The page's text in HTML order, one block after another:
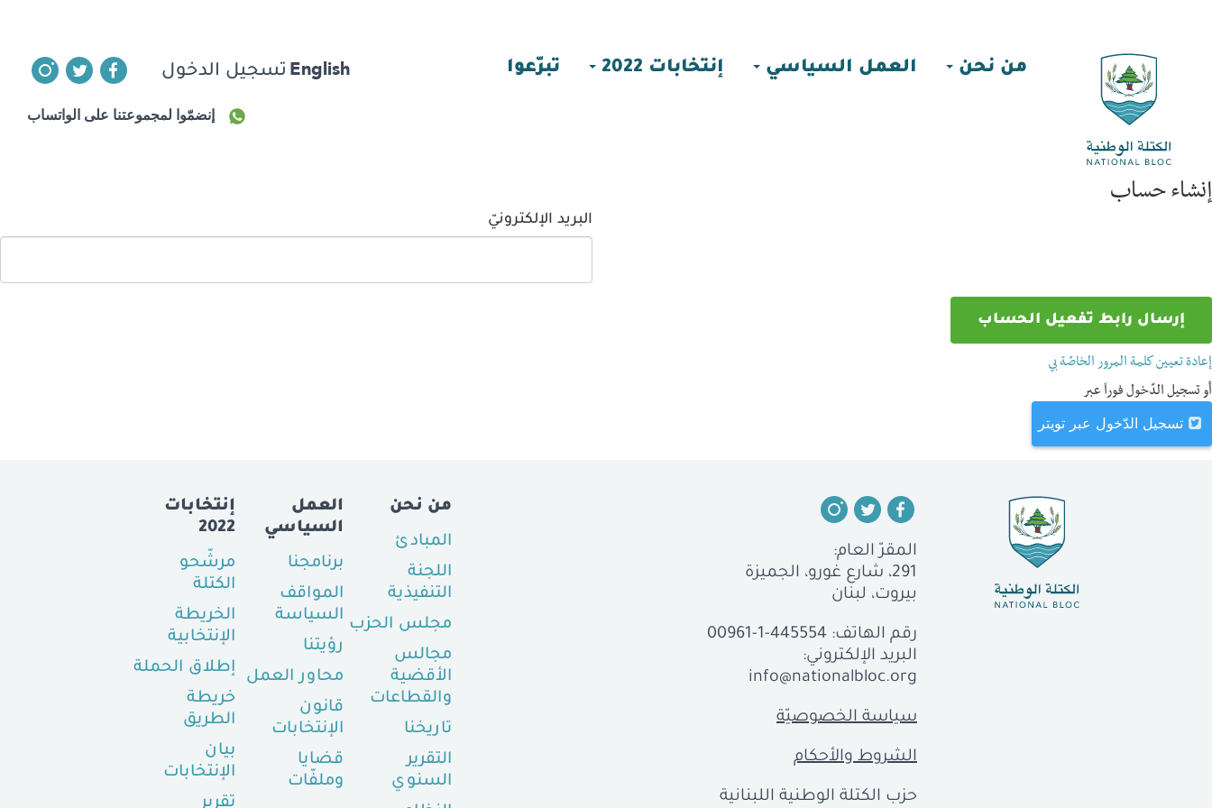
English تسجيل الدخول
إنضمّوا لمجموعتنا على الواتساب
تبرّعوا إنتخابات 2022 العمل السياسي من نحن
إنشاء حساب
البريد الإلكترونيّ
إعادة تعيين كلمة المرور الخاصّة بي
أو تسجيل الدّخول فوراَ عبر
تسجيل الدّخول عبر تويتر
إنتخابات
2022
مرشّحو
الكتلة
الخريطة
الإنتخابية
إطلاق الحملة
خريطة
الطريق
بيان
الإنتخابات
تقرير
العمل
السياسي
برنامجنا
المواقف
السياسة
رؤيتنا
محاور العمل
قانون
الإنتخابات
قضايا
وملفّات
من نحن
المبادئ
اللجنة
التنفيذية
مجلس الحزب
مجالس
الأقضية
والقطاعات
تاريخنا
التقرير
السنوي
المقرّ العام:
291، شارع غورو، الجميزة
بيروت، لبنان
رقم الهاتف:00961-1-445554
البريد الإلكتروني:
info@nationalbloc.org
سياسة الخصوصيّة
الشروط والأحكام
حزب الكتلة الوطنية اللبنانية